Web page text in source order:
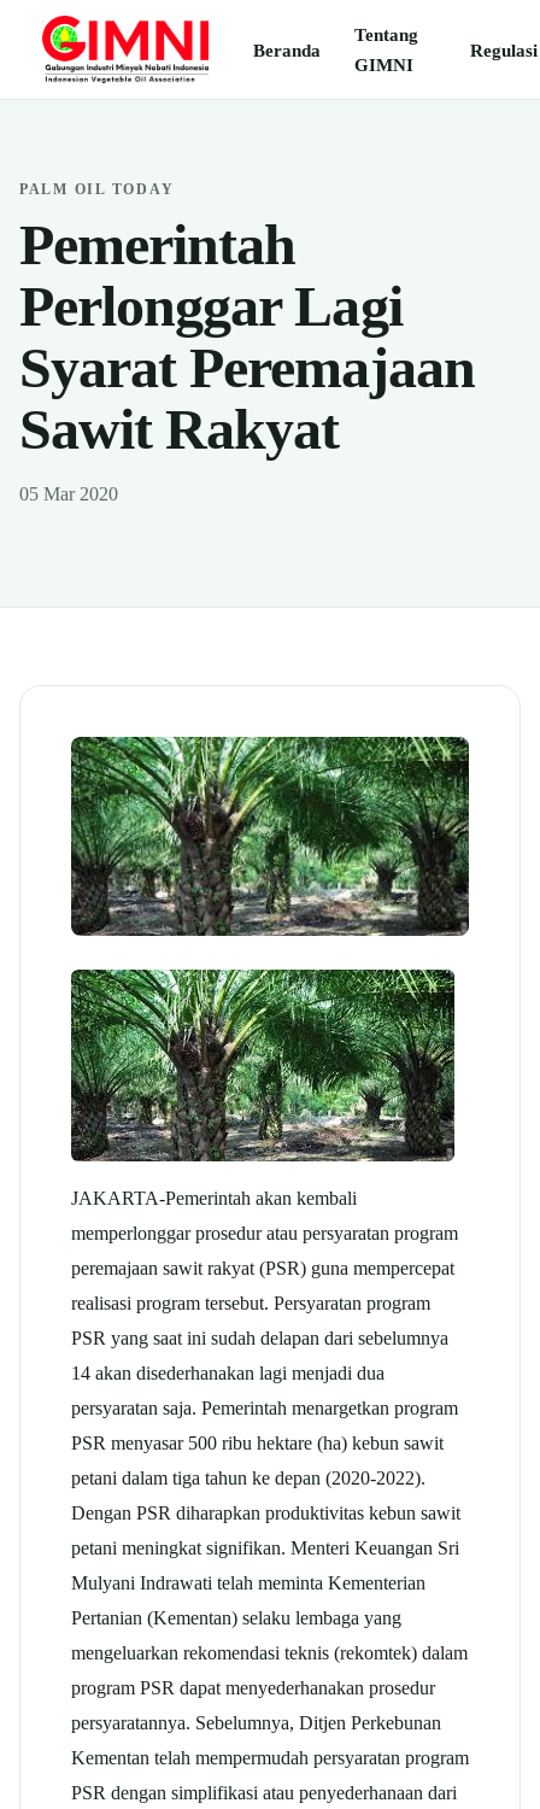
Beranda
Tentang
GIMNI
Regulasi
PALM OIL TODAY
Pemerintah
Perlonggar Lagi
Syarat Peremajaan
Sawit Rakyat
05 Mar 2020
JAKARTA-Pemerintah akan kembali
memperlonggar prosedur atau persyaratan program
peremajaan sawit rakyat (PSR) guna mempercepat
realisasi program tersebut. Persyaratan program
PSR yang saat ini sudah delapan dari sebelumnya
14 akan disederhanakan lagi menjadi dua
persyaratan saja. Pemerintah menargetkan program
PSR menyasar 500 ribu hektare (ha) kebun sawit
petani dalam tiga tahun ke depan (2020-2022).
Dengan PSR diharapkan produktivitas kebun sawit
petani meningkat signifikan. Menteri Keuangan Sri
Mulyani Indrawati telah meminta Kementerian
Pertanian (Kementan) selaku lembaga yang
mengeluarkan rekomendasi teknis (rekomtek) dalam
program PSR dapat menyederhanakan prosedur
persyaratannya. Sebelumnya, Ditjen Perkebunan
Kementan telah mempermudah persyaratan program
PSR dengan simplifikasi atau penyederhanaan dari